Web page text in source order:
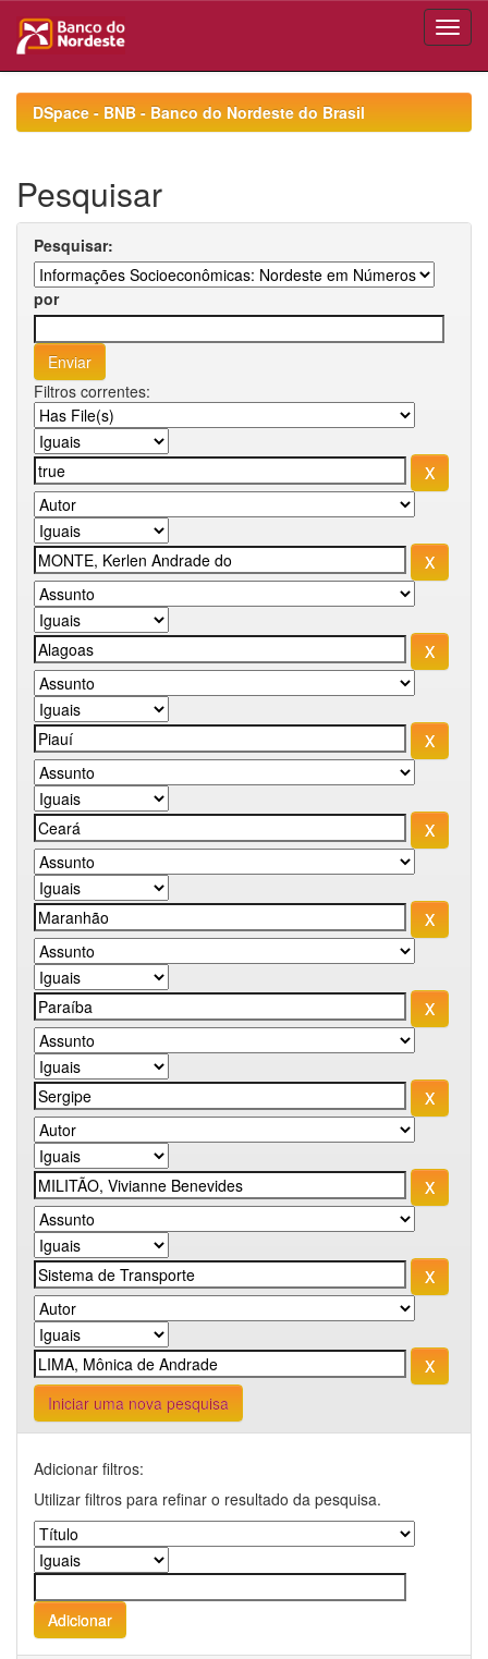
navigationDSpace - BNB - Banco do Nordeste do Brasil
Pesquisar
Pesquisar:
por
Filtros correntes:
Iniciar uma nova pesquisa
Adicionar filtros:
Utilizar filtros para refinar o resultado da pesquisa.